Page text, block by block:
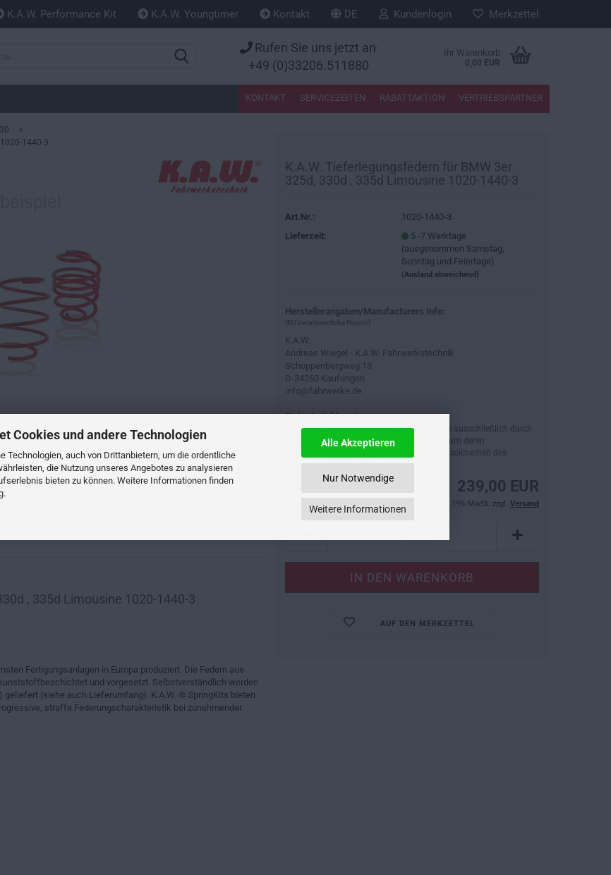
Cookies und andere Technologien
Technologien, auch von Drittanbietern, um die ordentliche
die Nutzung unseres Angebotes zu analysieren
bieten zu können. Weitere Informationen finden
.
Alle Akzeptieren
Nur Notwendige
Weitere Informationen
K.A.W. Performance Kit K.A.W. Youngtimer Kontakt DE Kundenlogin Merkzettel
Rufen Sie uns jetzt an:
+49 (0)33206.511880
Ihr Warenkorb
0,00 EUR
KONTAKT SERVICEZEITEN RABATTAKTION VERTRIEBSPARTNER
»
1440-3
K.A.W. Tieferlegungsfedern für BMW 3er
325d, 330d , 335d Limousine 1020-1440-3
Art.Nr.:
1020-1440-3
Lieferzeit:
5 -7 Werktage
(ausgenommen Samstag,
Sonntag und Feiertage) .
(Ausland abweichend)
Herstellerangaben/Manufacturers Info:
(EU Verantwortliche Person)
K.A.W.
Andreas Wiegel - K.A.W. Fahrwerkstechnik
Schoppenbergweg 13
D-34260 Kaufungen
info@fahrwerke.de
Sicherheitshinweise:
Bitte beachten Sie, dass Fahrzeugersatzteile ausschließlich durch
eine Fachwerkstatt verbaut werden sollten, um deren
ordnungsgemäße Funktion und die Verkehrssicherheit des
239,00 EUR
inkl. 19% MwSt. zzgl. Versand
AUF DEN MERKZETTEL
, 335d Limousine 1020-1440-3
Fertigungsanlagen in Europa produziert. Die Federn aus
und vorgesetzt. Selbstverständlich werden
(siehe auch Lieferumfang). K.A.W. ® SpringKits bieten
straffe Federungscharakteristik bei zunehmender